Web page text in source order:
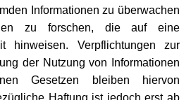
Informationen zu überwachen
zu forschen, die auf eine
hinweisen. Verpflichtungen zur
der Nutzung von Informationen
Gesetzen bleiben hiervon